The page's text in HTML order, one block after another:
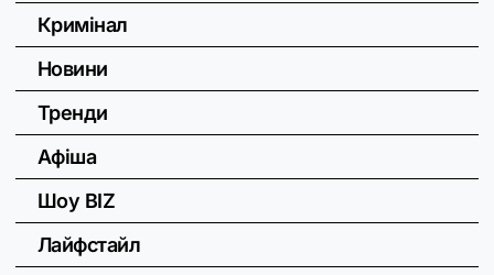
Кримінал
Новини
Тренди
Афіша
Шоу BIZ
Лайфстайл